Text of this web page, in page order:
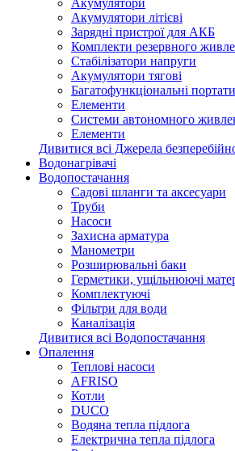
Акумулятори
Акумулятори літієві
Зарядні пристрої для АКБ
Комплекти резервного
Стабілізатори напруги
Акумулятори тягові
Багатофункціональні
Елементи
Системи автономного
Елементи
Дивитися всі Джерела
Водонагрівачі
Водопостачання
Садові шланги та аксесуари
Труби
Насоси
Захисна арматура
Манометри
Розширювальні баки
Герметики, ущільнюючі
Комплектуючі
Фільтри для води
Каналізація
Дивитися всі Водопостачання
Опалення
Теплові насоси
AFRISO
Котли
DUCO
Водяна тепла підлога
Електрична тепла підлога